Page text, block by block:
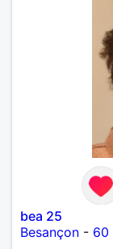
bea 25
Besançon - 60